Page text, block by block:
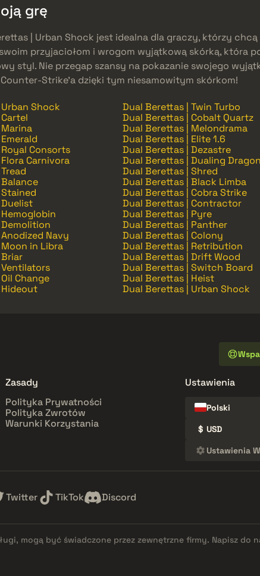
grę
| Urban Shock jest idealna dla graczy, którzy chcą
przyjaciołom i wrogom wyjątkową skórką, która
styl. Nie przegap szansy na pokazanie swojego
Strike’a dzięki tym niesamowitym skórkom!
Shock
Dual Berettas | Twin Turbo
Dual Berettas | Cobalt Quartz
Dual Berettas | Melondrama
Dual Berettas | Elite 1.6
Consorts
Dual Berettas | Dezastre
Carnivora
Dual Berettas | Dualing
Dual Berettas | Shred
Dual Berettas | Black Limba
Dual Berettas | Cobra Strike
Dual Berettas | Contractor
Dual Berettas | Pyre
Dual Berettas | Panther
Navy
Dual Berettas | Colony
in Libra
Dual Berettas | Retribution
Dual Berettas | Drift Wood
Dual Berettas | Switch Board
Change
Dual Berettas | Heist
Dual Berettas | Urban Shock
Zasady
Polityka Prywatności
Polityka Zwrotów
Warunki Korzystania
Ustawienia
Polski
$ USD
Ustawienia
Twitter TikTok Discord
mogą być świadczone przez zewnętrzne firmy. Napisz do